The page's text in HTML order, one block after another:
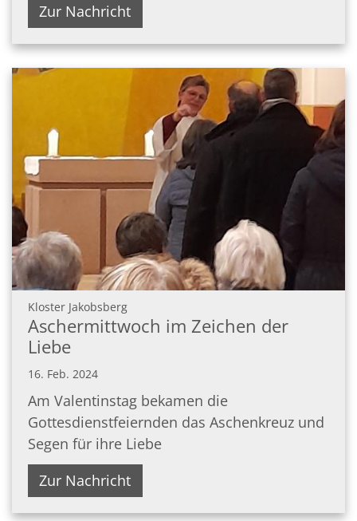
Zur Nachricht
Kloster Jakobsberg:
Aschermittwoch im Zeichen der
Liebe
16. Feb. 2024
Am Valentinstag bekamen die
Gottesdienstfeiernden das Aschenkreuz und
Segen für ihre Liebe
Zur Nachricht